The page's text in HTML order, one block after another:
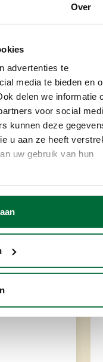
Over
advertenties te
media te bieden en
delen we informatie
voor social
kunnen deze
u aan ze heeft
uw gebruik van hun
aankoop
aan
maken van